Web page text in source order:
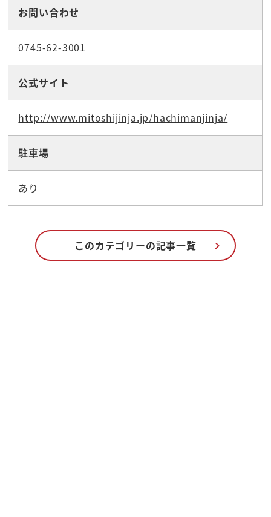
お問い合わせ
0745-62-3001
公式サイト
http://www.mitoshijinja.jp/hachimanjinja/
駐車場
あり
このカテゴリーの記事一覧